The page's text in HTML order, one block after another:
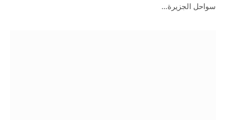
سواحل الجزيرة…